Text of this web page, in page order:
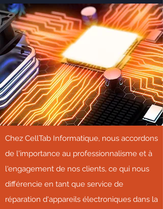
Chez CellTab Informatique, nous accordons
de l'importance au professionnalisme et à
l'engagement de nos clients, ce qui nous
différencie en tant que service de
réparation d'appareils électroniques dans la